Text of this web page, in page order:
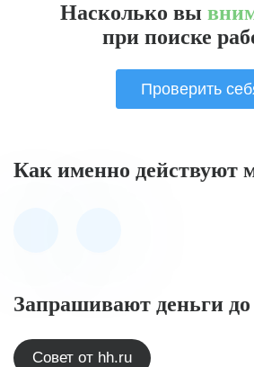
Насколько вы
при поиске
Проверить
Как именно действуют
Запрашивают деньги
Совет от hh.ru